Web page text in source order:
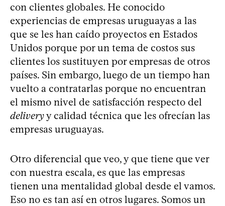
con clientes globales. He conocido
experiencias de empresas uruguayas a las
que se les han caído proyectos en Estados
Unidos porque por un tema de costos sus
clientes los sustituyen por empresas de otros
países. Sin embargo, luego de un tiempo han
vuelto a contratarlas porque no encuentran
el mismo nivel de satisfacción respecto del
deliveryy calidad técnica que les ofrecían las
empresas uruguayas.
Otro diferencial que veo, y que tiene que ver
con nuestra escala, es que las empresas
tienen una mentalidad global desde el vamos.
Eso no es tan así en otros lugares. Somos un